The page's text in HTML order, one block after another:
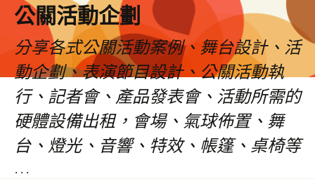
公關活動企劃
分享各式公關活動案例、舞台設計、活
動企劃、表演節目設計、公關活動執
行、記者會、產品發表會、活動所需的
硬體設備出租，會場、氣球佈置、舞
台、燈光、音響、特效、帳篷、桌椅等
…